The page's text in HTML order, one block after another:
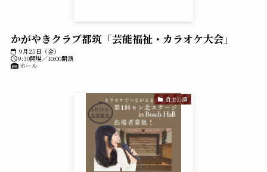
かがやきクラブ都筑「芸能福祉・カラオケ大会」
9月25日（金）
9:30開場／10:00開演
ホール
自主公演